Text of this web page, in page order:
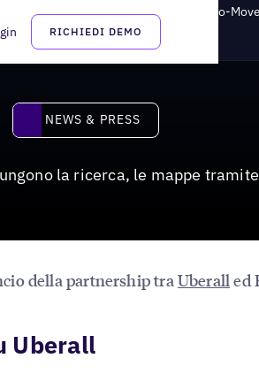
RICHIEDI DEMO
grazie alla partnership Uberall ed Eco-
News & Press
NEWS & PRESS
la ricerca, le mappe
della partnership tra Uberall ed
Uberall